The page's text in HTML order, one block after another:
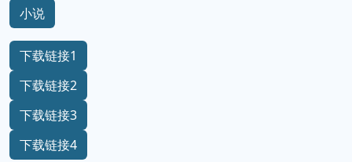
小说
下载链接1
下载链接2
下载链接3
下载链接4